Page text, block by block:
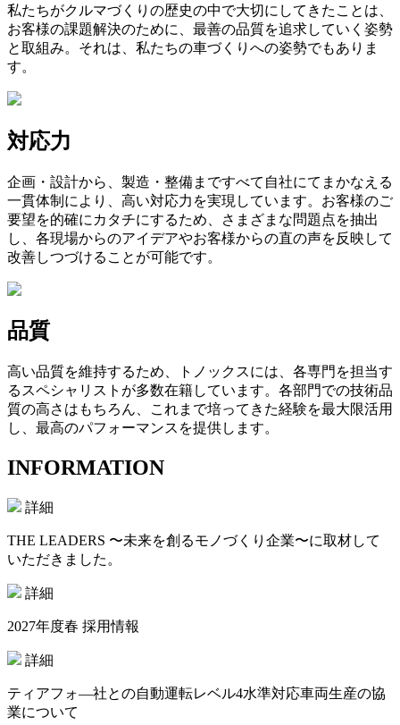
私たちがクルマづくりの歴史の中で大切にしてきたことは、
お客様の課題解決のために、最善の品質を追求していく姿勢
と取組み。それは、私たちの車づくりへの姿勢でもありま
す。
対応力
企画・設計から、製造・整備まですべて自社にてまかなえる
一貫体制により、高い対応力を実現しています。お客様のご
要望を的確にカタチにするため、さまざまな問題点を抽出
し、各現場からのアイデアやお客様からの直の声を反映して
改善しつづけることが可能です。
品質
高い品質を維持するため、トノックスには、各専門を担当す
るスペシャリストが多数在籍しています。各部門での技術品
質の高さはもちろん、これまで培ってきた経験を最大限活用
し、最高のパフォーマンスを提供します。
INFORMATION
詳細
THE LEADERS 〜未来を創るモノづくり企業〜に取材して
いただきました。
詳細
2027年度春 採用情報
詳細
ティアフォ―社との自動運転レベル4水準対応車両生産の協
業について